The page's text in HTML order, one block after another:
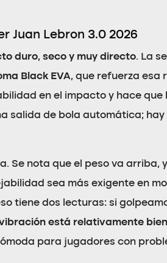
Juan Lebron 3.0 2026
duro, seco y muy directo. La
Black EVA, que refuerza esa
en el impacto y hace
salida de bola automática;
Se nota que el peso va arriba,
sea más exigente en
tiene dos lecturas: si
está relativamente
para jugadores con